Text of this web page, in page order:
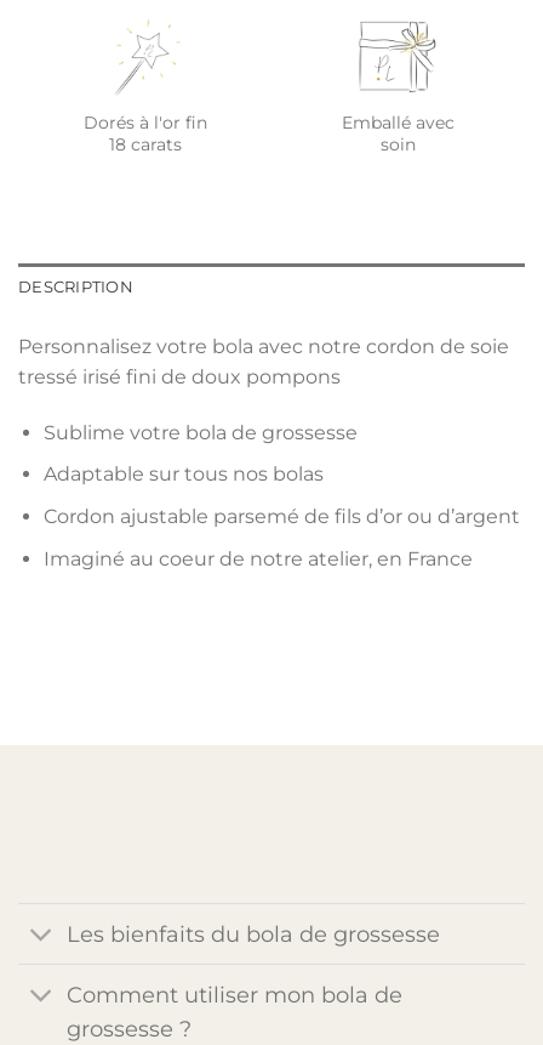
Dorés à l'or fin
18 carats
Emballé avec
soin
DESCRIPTION
Personnalisez votre bola avec notre cordon de soie
tressé irisé fini de doux pompons
Sublime votre bola de grossesse
Adaptable sur tous nos bolas
Cordon ajustable parsemé de fils d’or ou d’argent
Imaginé au coeur de notre atelier, en France
Les bienfaits du bola de grossesse
Comment utiliser mon bola de
grossesse ?